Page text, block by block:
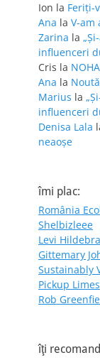
Ion la Feriţi-
Ana la V-am
Zarina la
influenceri
Cris la
Ana la
Marius la
influenceri
Denisa Lala
neaoșe
îmi plac:
România
Shelbizleee
Levi
Gittemary
Sustainably
Pickup Limes
Rob
îţi recomand